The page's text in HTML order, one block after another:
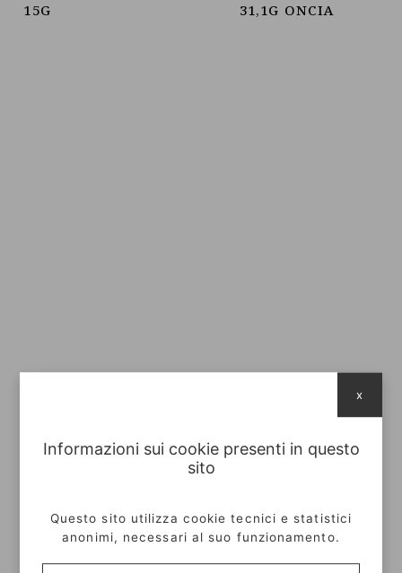
15G
31,1G ONCIA
Informazioni sui cookie presenti in questo
sito
Questo sito utilizza cookie tecnici e statistici
anonimi, necessari al suo funzionamento.
x